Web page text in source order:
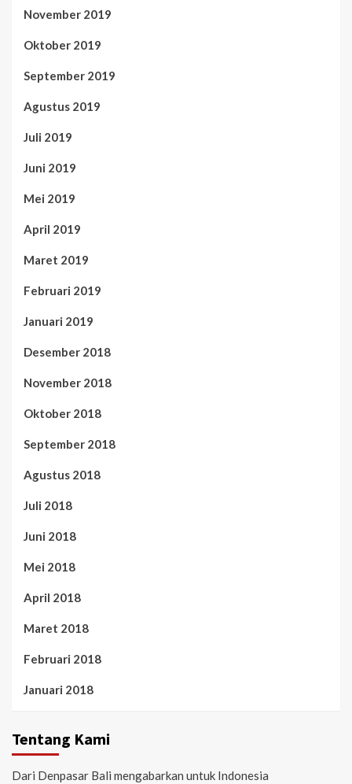
November 2019
Oktober 2019
September 2019
Agustus 2019
Juli 2019
Juni 2019
Mei 2019
April 2019
Maret 2019
Februari 2019
Januari 2019
Desember 2018
November 2018
Oktober 2018
September 2018
Agustus 2018
Juli 2018
Juni 2018
Mei 2018
April 2018
Maret 2018
Februari 2018
Januari 2018
Tentang Kami
Dari Denpasar Bali mengabarkan untuk Indonesia